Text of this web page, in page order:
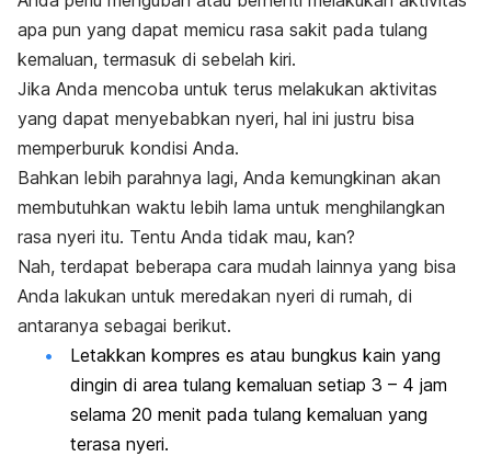
apa pun yang dapat memicu rasa sakit pada tulang
kemaluan, termasuk di sebelah kiri.
Jika Anda mencoba untuk terus melakukan aktivitas
yang dapat menyebabkan nyeri, hal ini justru bisa
memperburuk kondisi Anda.
Bahkan lebih parahnya lagi, Anda kemungkinan akan
membutuhkan waktu lebih lama untuk menghilangkan
rasa nyeri itu. Tentu Anda tidak mau, kan?
Nah, terdapat beberapa cara mudah lainnya yang bisa
Anda lakukan untuk meredakan nyeri di rumah, di
antaranya sebagai berikut.
Letakkan kompres es atau bungkus kain yang
dingin di area tulang kemaluan setiap 3 – 4 jam
selama 20 menit pada tulang kemaluan yang
terasa nyeri.